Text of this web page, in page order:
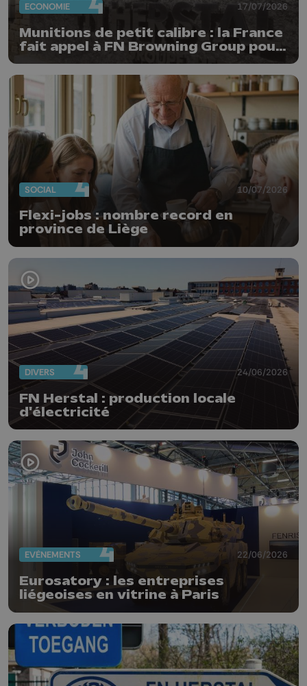
ECONOMIE 17/07/2026
Munitions de petit calibre : la France
fait appel à FN Browning Group pour
relocaliser sa production
SOCIAL 10/07/2026
Flexi-jobs : nombre record en
province de Liège
DIVERS 24/06/2026
FN Herstal : production locale
d'électricité
EVÈNEMENTS 22/06/2026
Eurosatory : les entreprises
liégeoises en vitrine à Paris